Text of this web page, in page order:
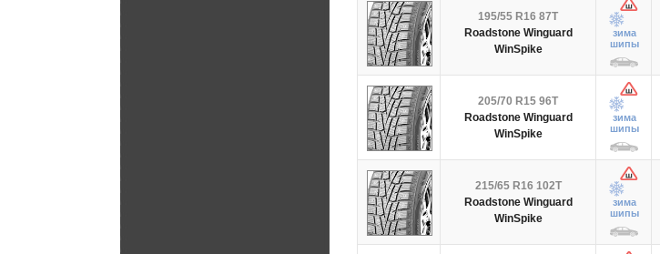
195/55 R16 87T
Roadstone Winguard
WinSpike
зима
шипы
205/70 R15 96T
Roadstone Winguard
WinSpike
зима
шипы
215/65 R16 102T
Roadstone Winguard
WinSpike
зима
шипы